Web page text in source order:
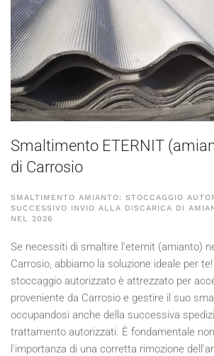
Smaltimento ETERNIT
di Carrosio
SMALTIMENTO AMIANTO: STOCCAGGIO
SUCCESSIVO INVIO ALLA DISCARICA DI
NEL 2026
Se necessiti di smaltire l'eternit (amianto)
Carrosio, abbiamo la soluzione ideale per
stoccaggio autorizzato è attrezzato per
proveniente da Carrosio e gestire il suo
occupandosi anche della successiva
trattamento autorizzati. È fondamentale
l'importanza di una corretta rimozione